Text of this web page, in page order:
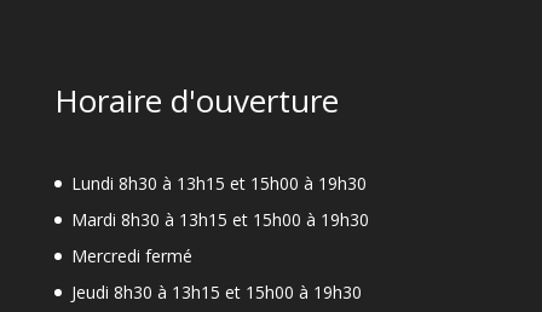
Horaire d'ouverture
Lundi 8h30 à 13h15 et 15h00 à 19h30
Mardi 8h30 à 13h15 et 15h00 à 19h30
Mercredi fermé
Jeudi 8h30 à 13h15 et 15h00 à 19h30